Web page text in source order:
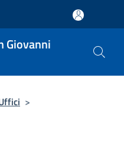
Giovanni
>